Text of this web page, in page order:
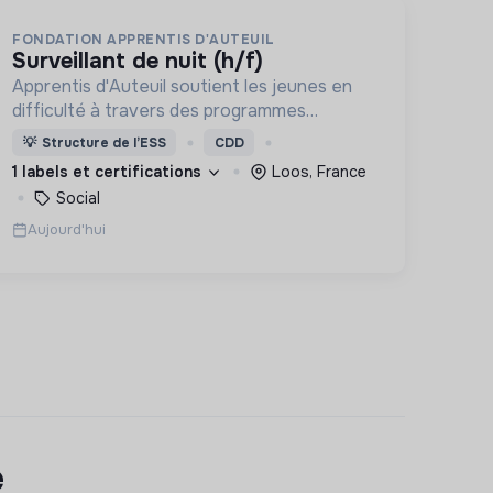
FONDATION APPRENTIS D'AUTEUIL
surveillant de nuit (h/f)
Apprentis d'Auteuil soutient les jeunes en
difficulté à travers des programmes
d’accueil, d’éducation, de formation et
d’insertion pour leur permettre de devenir
des hommes et des femmes debout.
💡 Structure de l’ESS CDD
1 labels et certifications
Loos, France
Social
Aujourd'hui